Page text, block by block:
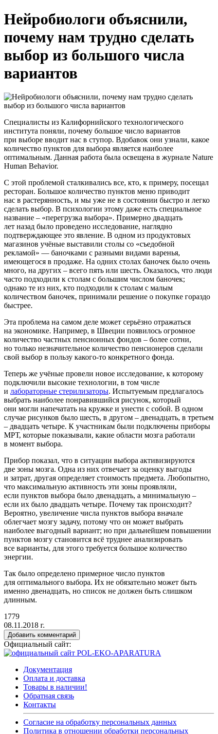
Нейробиологи объяснили,
почему нам трудно сделать
выбор из большого числа
вариантов
Специалисты из Калифорнийского технологического
института поняли, почему большое число вариантов
при выборе вводит нас в ступор. Вдобавок они узнали, какое
количество пунктов для выбора является наиболее
оптимальным. Данная работа была освещена в журнале Nature
Human Behavior.
С этой проблемой сталкивались все, кто, к примеру, посещал
ресторан. Большое количество пунктов меню приводит
нас в растерянность, и мы уже не в состоянии быстро и легко
сделать выбор. В психологии этому даже есть специальное
название – «перегрузка выбора». Примерно двадцать
лет назад было проведено исследование, наглядно
подтверждающее это явление. В одном из продуктовых
магазинов учёные выставили столы со «съедобной
рекламой» — баночками с разными видами варенья,
имеющегося в продаже. На одних столах баночек было очень
много, на других – всего пять или шесть. Оказалось, что люди
часто подходили к столам с большим числом баночек;
однако те из них, кто подходили к столам с малым
количеством баночек, принимали решение о покупке гораздо
быстрее.
Эта проблема на самом деле может серьёзно отражаться
на экономике. Например, в Швеции появилось огромное
количество частных пенсионных фондов – более сотни,
но только незначительное количество пенсионеров сделали
свой выбор в пользу какого-то конкретного фонда.
Теперь же учёные провели новое исследование, к которому
подключили высокие технологии, в том числе
и лабораторные стерилизаторы. Испытуемым предлагалось
выбрать наиболее понравившийся рисунок, который
они могли напечатать на кружке и унести с собой. В одном
случае рисунков было шесть, в другом – двенадцать, в третьем
– двадцать четыре. К участникам были подключены приборы
МРТ, которые показывали, какие области мозга работали
в момент выбора.
Прибор показал, что в ситуации выбора активизируются
две зоны мозга. Одна из них отвечает за оценку выгоды
и затрат, другая определяет стоимость предмета. Любопытно,
что максимальную активность эти зоны проявляли,
если пунктов выбора было двенадцать, а минимальную –
если их было двадцать четыре. Почему так происходит?
Вероятно, увеличение числа пунктов выбора вначале
облегчает мозгу задачу, потому что он может выбрать
наиболее выгодный вариант; но при дальнейшем повышении
пунктов мозгу становится всё труднее анализировать
все варианты, для этого требуется большое количество
энергии.
Так было определено примерное число пунктов
для оптимального выбора. Их не обязательно может быть
именно двенадцать, но список не должен быть слишком
длинным.
1779
08.11.2018 г.
Добавить комментарий
Официальный сайт:
Документация
Оплата и доставка
Товары в наличии!
Обратная связь
Контакты
Согласие на обработку персональных данных
Политика в отношении обработки персональных